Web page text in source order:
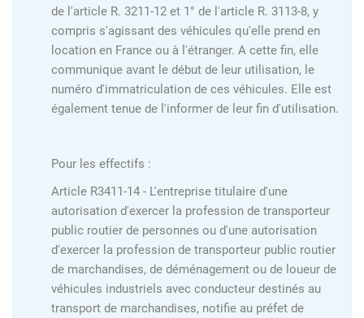
de l'article R. 3211-12 et 1° de l'article R. 3113-8, y
compris s'agissant des véhicules qu'elle prend en
location en France ou à l'étranger. A cette fin, elle
communique avant le début de leur utilisation, le
numéro d'immatriculation de ces véhicules. Elle est
également tenue de l'informer de leur fin d'utilisation.
Pour les effectifs :
Article R3411-14 - L'entreprise titulaire d'une
autorisation d'exercer la profession de transporteur
public routier de personnes ou d'une autorisation
d'exercer la profession de transporteur public routier
de marchandises, de déménagement ou de loueur de
véhicules industriels avec conducteur destinés au
transport de marchandises, notifie au préfet de